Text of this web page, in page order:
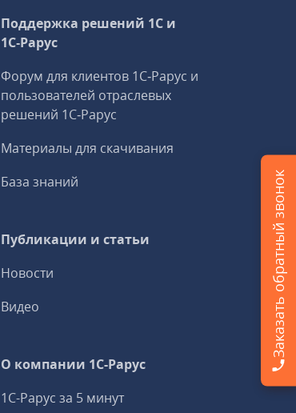
Поддержка решений 1С и
1С‑Рарус
Форум для клиентов 1С‑Рарус и
пользователей отраслевых
решений 1С‑Рарус
Материалы для скачивания
База знаний
Публикации и статьи
Новости
Видео
О компании 1C-Рарус
1С-Рарус за 5 минут
Заказать обратный звонок